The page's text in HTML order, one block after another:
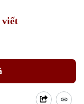
viết